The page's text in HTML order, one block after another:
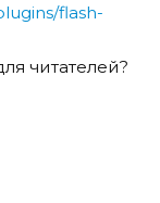
flash-
читателей?